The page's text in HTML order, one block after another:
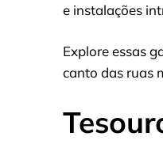
e instalações
Explore essas
canto das ruas